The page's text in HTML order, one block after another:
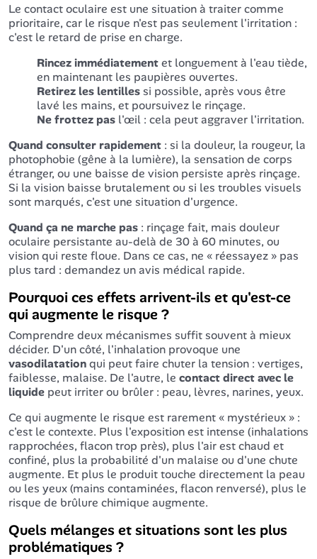
Le contact oculaire est une situation à traiter comme
prioritaire, car le risque n'est pas seulement l'irritation :
c'est le retard de prise en charge.
Rincez immédiatementet longuement à l'eau tiède,
en maintenant les paupières ouvertes.
Retirez les lentillessi possible, après vous être
lavé les mains, et poursuivez le rinçage.
Ne frottez pas l'œil : cela peut aggraver l'irritation.
Quand consulter rapidement : si la douleur, la rougeur, la
photophobie (gêne à la lumière), la sensation de corps
étranger, ou une baisse de vision persiste après rinçage.
Si la vision baisse brutalement ou si les troubles visuels
sont marqués, c'est une situation d'urgence.
Quand ça ne marche pas : rinçage fait, mais douleur
oculaire persistante au-delà de 30 à 60 minutes, ou
vision qui reste floue. Dans ce cas, ne « réessayez » pas
plus tard : demandez un avis médical rapide.
Pourquoi ces effets arrivent-ils et qu'est-ce
qui augmente le risque ?
Comprendre deux mécanismes suffit souvent à mieux
décider. D'un côté, l'inhalation provoque une
vasodilatationqui peut faire chuter la tension : vertiges,
faiblesse, malaise. De l'autre, le contact direct avec le
liquide peut irriter ou brûler : peau, lèvres, narines, yeux.
Ce qui augmente le risque est rarement « mystérieux » :
c'est le contexte. Plus l'exposition est intense (inhalations
rapprochées, flacon trop près), plus l'air est chaud et
confiné, plus la probabilité d'un malaise ou d'une chute
augmente. Et plus le produit touche directement la peau
ou les yeux (mains contaminées, flacon renversé), plus le
risque de brûlure chimique augmente.
Quels mélanges et situations sont les plus
problématiques ?